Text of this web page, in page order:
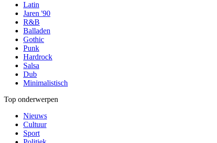
Latin
Jaren '90
R&B
Balladen
Gothic
Punk
Hardrock
Salsa
Dub
Minimalistisch
Top onderwerpen
Nieuws
Cultuur
Sport